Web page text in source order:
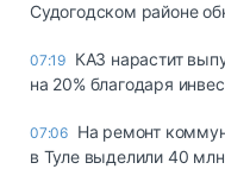
Судогодском районе
07:19 КАЗ нарастит
на 20% благодаря
07:06 На ремонт
в Туле выделили 40